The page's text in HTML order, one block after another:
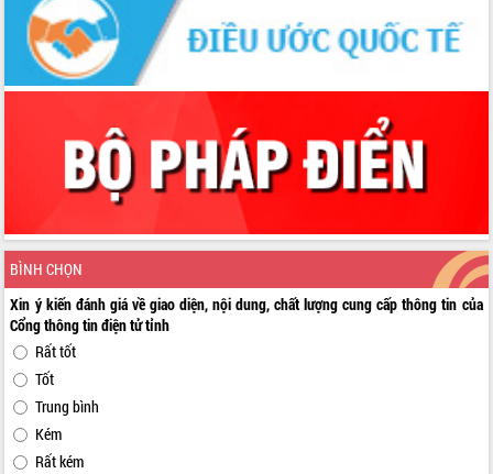
BÌNH CHỌN
Xin ý kiến đánh giá về giao diện, nội dung, chất lượng cung cấp thông tin của
Cổng thông tin điện tử tỉnh
Rất tốt
Tốt
Trung bình
Kém
Rất kém